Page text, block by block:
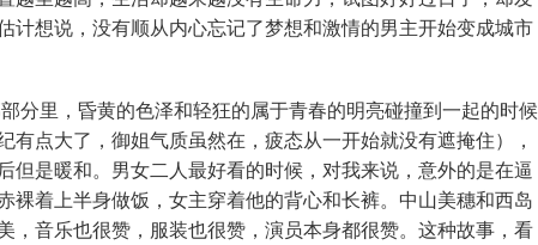
计想说，没有顺从内心忘记了梦想和激情的男主开始变成城市
部分里，昏黄的色泽和轻狂的属于青春的明亮碰撞到一起的时候
有点大了，御姐气质虽然在，疲态从一开始就没有遮掩住），
但是暖和。 男女二人最好看的时候，对我来说，意外的是在逼
裸着上半身做饭，女主穿着他的背心和长裤。中山美穗和西岛
，音乐也很赞， 服装也很赞，演员本身都很赞。这种故事，看